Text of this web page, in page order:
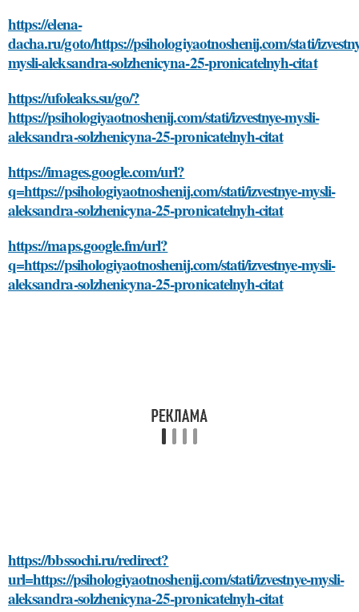
https://elena-
dacha.ru/goto/https://psihologiyaotnoshenij.com/stati/
mysli-aleksandra-solzhenicyna-25-pronicatelnyh-citat
https://ufoleaks.su/go/?
https://psihologiyaotnoshenij.com/stati/izvestnye-mysli-
aleksandra-solzhenicyna-25-pronicatelnyh-citat
https://images.google.com/url?
q=https://psihologiyaotnoshenij.com/stati/izvestnye-mysli-
aleksandra-solzhenicyna-25-pronicatelnyh-citat
https://maps.google.fm/url?
q=https://psihologiyaotnoshenij.com/stati/izvestnye-mysli-
aleksandra-solzhenicyna-25-pronicatelnyh-citat
https://bbssochi.ru/redirect?
url=https://psihologiyaotnoshenij.com/stati/izvestnye-mysli-
aleksandra-solzhenicyna-25-pronicatelnyh-citat